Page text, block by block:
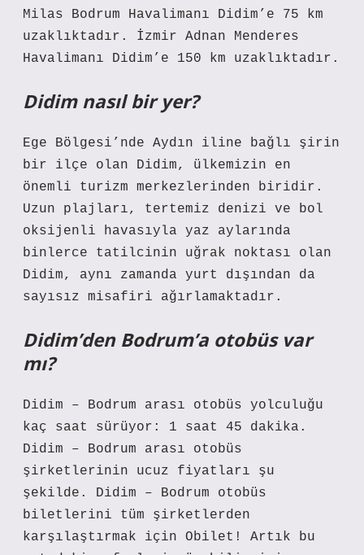
Milas Bodrum Havalimanı Didim’e 75 km
uzaklıktadır. İzmir Adnan Menderes
Havalimanı Didim’e 150 km uzaklıktadır.
Didim nasıl bir yer?
Ege Bölgesi’nde Aydın iline bağlı şirin
bir ilçe olan Didim, ülkemizin en
önemli turizm merkezlerinden biridir.
Uzun plajları, tertemiz denizi ve bol
oksijenli havasıyla yaz aylarında
binlerce tatilcinin uğrak noktası olan
Didim, aynı zamanda yurt dışından da
sayısız misafiri ağırlamaktadır.
Didim’den Bodrum’a otobüs var
mı?
Didim – Bodrum arası otobüs yolculuğu
kaç saat sürüyor: 1 saat 45 dakika.
Didim – Bodrum arası otobüs
şirketlerinin ucuz fiyatları şu
şekilde. Didim – Bodrum otobüs
biletlerini tüm şirketlerden
karşılaştırmak için Obilet! Artık bu